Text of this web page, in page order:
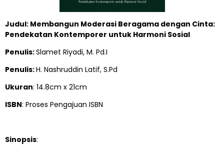
Judul: Membangun Moderasi Beragama dengan Cinta:
Pendekatan Kontemporer untuk Harmoni Sosial
Penulis:Slamet Riyadi, M. Pd.I
Penulis:H. Nashruddin Latif, S.Pd
Ukuran: 14.8cm x 21cm
ISBN: Proses Pengajuan ISBN
Sinopsis: